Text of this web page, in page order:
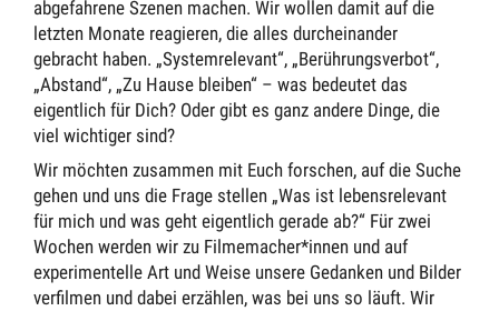
abgefahrene Szenen machen. Wir wollen damit auf die
letzten Monate reagieren, die alles durcheinander
gebracht haben. „Systemrelevant“, „Berührungsverbot“,
„Abstand“, „Zu Hause bleiben“ – was bedeutet das
eigentlich für Dich? Oder gibt es ganz andere Dinge, die
viel wichtiger sind?
Wir möchten zusammen mit Euch forschen, auf die Suche
gehen und uns die Frage stellen „Was ist lebensrelevant
für mich und was geht eigentlich gerade ab?“ Für zwei
Wochen werden wir zu Filmemacher*innen und auf
experimentelle Art und Weise unsere Gedanken und Bilder
verfilmen und dabei erzählen, was bei uns so läuft. Wir